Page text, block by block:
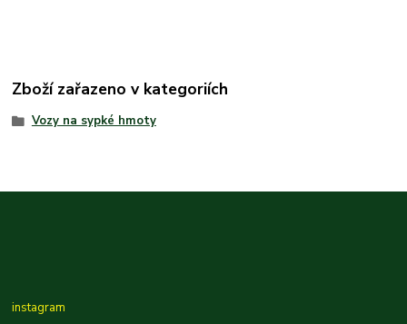
Zboží zařazeno v kategoriích
Vozy na sypké hmoty
instagram